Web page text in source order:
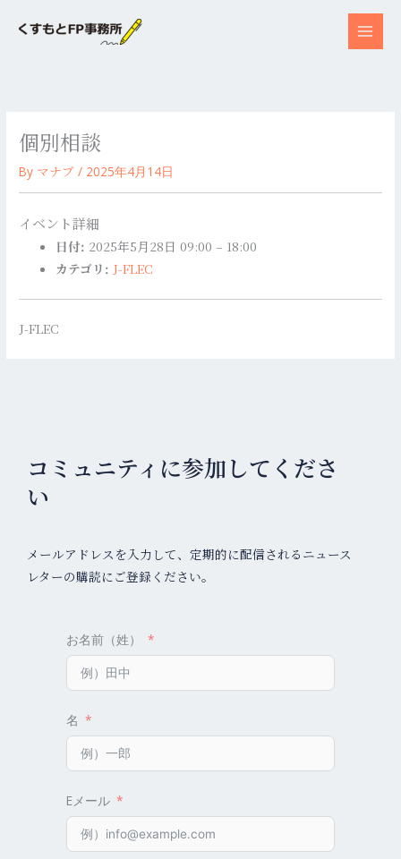
個別相談
By マナブ/ 2025年4月14日
イベント詳細
日付: 2025年5月28日 09:00 – 18:00
カテゴリ: J-FLEC
J-FLEC
コミュニティに参加してくださ
い
メールアドレスを入力して、定期的に配信されるニュース
レターの購読にご登録ください。
お名前（姓）
名
Eメール